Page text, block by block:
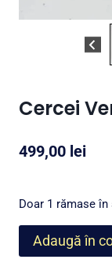
Cercei
499,00 lei
Doar 1 rămase
Cantitate
Cercei
Adaugă în